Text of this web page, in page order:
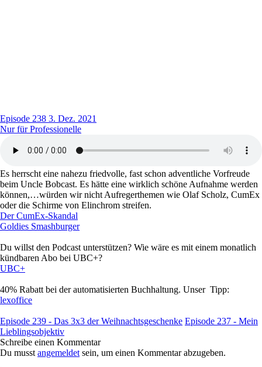
Episode 238 3. Dez. 2021
Nur für Professionelle
Es herrscht eine nahezu friedvolle, fast schon adventliche Vorfreude
beim Uncle Bobcast. Es hätte eine wirklich schöne Aufnahme werden
können,…würden wir nicht Aufregerthemen wie Olaf Scholz, CumEx
oder die Schirme von Elinchrom streifen.
Der CumEx-Skandal
Goldies Smashburger
Du willst den Podcast unterstützen? Wie wäre es mit einem monatlich
kündbaren Abo bei UBC+?
UBC+
40% Rabatt bei der automatisierten Buchhaltung. Unser Tipp:
lexoffice
Episode 239 - Das 3x3 der Weihnachtsgeschenke Episode 237 - Mein
Lieblingsobjektiv
Schreibe einen Kommentar
Du musst angemeldet sein, um einen Kommentar abzugeben.